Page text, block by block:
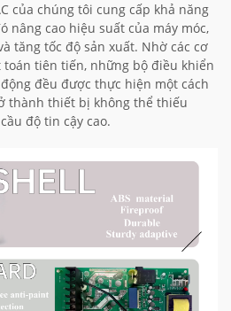
của chúng tôi cung cấp khả năng
nâng cao hiệu suất của máy móc,
tăng tốc độ sản xuất. Nhờ các cơ
tiên tiến, những bộ điều khiển
đều được thực hiện một cách
thành thiết bị không thể thiếu
độ tin cậy cao.